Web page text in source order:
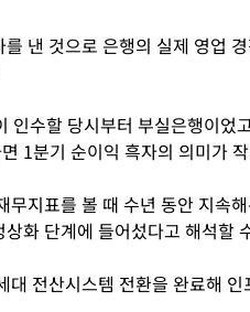
낸 것으로 은행의 실제 영업
인수할 당시부터 부실은행이었
1분기 순이익 흑자의 의미가
무지표를 볼 때 수년 동안 지속
화 단계에 들어섰다고 해석할
대 전산시스템 전환을 완료해